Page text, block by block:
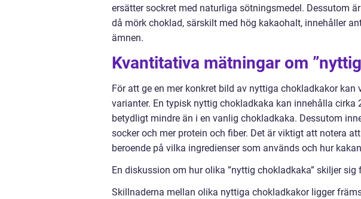
ersätter sockret med naturliga sötningsmedel. Dessutom
då mörk choklad, särskilt med hög kakaohalt, innehåller
ämnen.
Kvantitativa mätningar om
För att ge en mer konkret bild av nyttiga chokladkakor
varianter. En typisk nyttig chokladkaka kan innehålla cirka
betydligt mindre än i en vanlig chokladkaka. Dessutom
socker och mer protein och fiber. Det är viktigt att notera
beroende på vilka ingredienser som används och hur
En diskussion om hur olika ”nyttig chokladkaka” skiljer sig
Skillnaderna mellan olika nyttiga chokladkakor ligger